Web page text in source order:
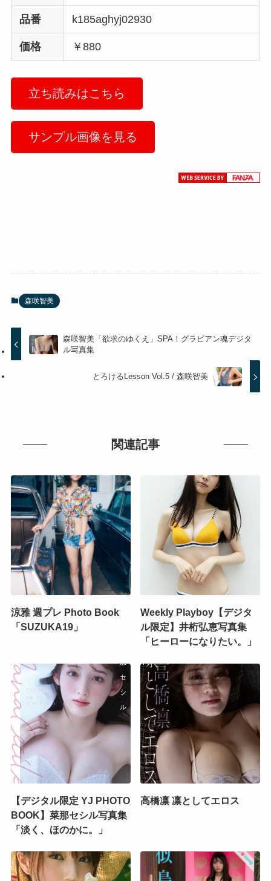
品番 k185aghyj02930
価格 ￥880
立ち読みはこちら
サンプル画像を見る
森咲智美
森咲智美「欲求のゆくえ」SPA！グラビアン魂デジタ
ル写真集
とろけるLesson Vol.5 / 森咲智美
関連記事
涼雅 週プレ Photo Book
「SUZUKA19」
Weekly Playboy【デジタ
ル限定】井桁弘恵写真集
「ヒーローになりたい。」
【デジタル限定 YJ PHOTO
BOOK】菜那セシル写真集
「淡く、ほのかに。」
高橋凛 凛としてエロス